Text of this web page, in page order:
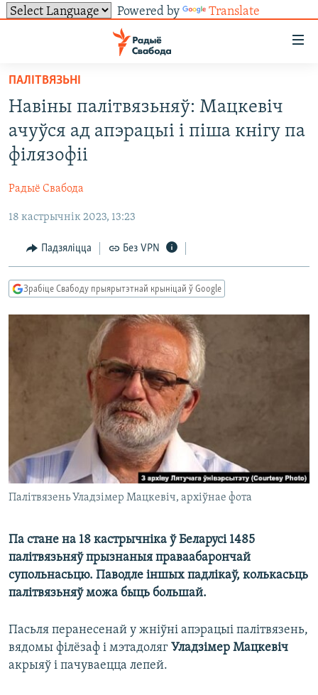
Powered by Translate
ўнівэрсальнага
доступу
Перайсьці
да
галоўнага
зьместу
Перайсьці
да
навігацыі
Перайсьці
пошуку
ВІДЭА І ФОТА
ПАЛІТЫКА
ЭКАНОМІКА
ВАЙНА
ПАЛІТВЯЗЬНІ
ГІСТОРЫЯ НА СВАБОДЗЕ
ПАДКАСТЫ
КНІГІ
PREMIUM
НА ХВАЛЯХ СВАБОДЫ
СУВЯЗЬ
ПАДЗЯЛІЦЦА ІНФАРМАЦЫЯЙ
RSS
ПАДКАСТЫ
FACEBOOK
ПАЛІТВЯЗЬНІ
Навіны палітвязьняў: Мацкевіч
ачуўся ад апэрацыі і піша кнігу па
філязофіі
Радыё Свабода
18 кастрычнік 2023, 13:23
Падзяліцца Без VPN
Зрабіце Свабоду прыярытэтнай крыніцай ў Google
Палітвязень Уладзімер Мацкевіч, архіўнае фота
Па стане на 18 кастрычніка ў Беларусі 1485
палітвязьняў прызнаныя праваабарончай
супольнасьцю. Паводле іншых падлікаў, колькасьць
палітвязьняў можа быць большай.
Пасьля перанесенай у жніўні апэрацыі палітвязень,
вядомы філёзаф і мэтадоляг Уладзімер Мацкевіч
акрыяў і пачуваецца лепей.